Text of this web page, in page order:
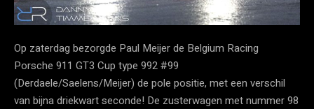
Op zaterdag bezorgde Paul Meijer de Belgium Racing
Porsche 911 GT3 Cup type 992 #99
(Derdaele/Saelens/Meijer) de pole positie, met een verschil
van bijna driekwart seconde! De zusterwagen met nummer 98